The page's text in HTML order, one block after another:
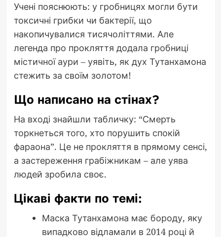
Учені пояснюють: у гробницях могли бути
токсичні грибки чи бактерії, що
накопичувалися тисячоліттями. Але
легенда про прокляття додала гробниці
містичної аури – уявіть, як дух Тутанхамона
стежить за своїм золотом!
Що написано на стінах?
На вході знайшли табличку: “Смерть
торкнеться того, хто порушить спокій
фараона”. Це не прокляття в прямому сенсі,
а застереження грабіжникам – але уява
людей зробила своє.
Цікаві факти по темі:
Маска Тутанхамона має бороду, яку
випадково відламали в 2014 році й